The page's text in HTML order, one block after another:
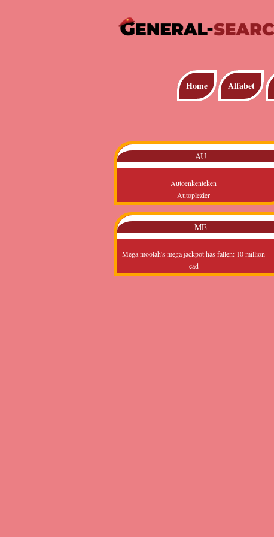
Home Alfabet
AU
Autoenkenteken
Autoplezier
ME
Mega moolah's mega jackpot has fallen: 10 million
cad